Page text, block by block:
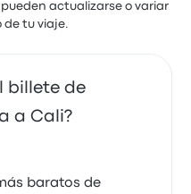
actualizarse o variar
de tu viaje.
billete de
a Cali?
baratos de